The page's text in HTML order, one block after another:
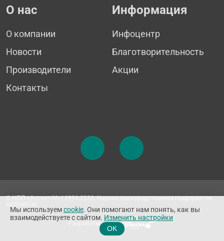
О нас
О компании
Новости
Производители
Контакты
Информация
Инфоцентр
Благотворительность
Акции
© НПП «Аконит-М» | 1996-2026. Научно-производственное предприятие
Разработка сайта
Мы используемcookie. Они помогают нам понять, как вы
взаимодействуете с сайтом. Изменить настройки
OK